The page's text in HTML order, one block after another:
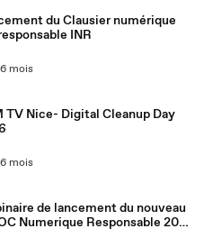
du Clausier numérique
INR
mois
TV Nice- Digital Cleanup Day
mois
de lancement du nouveau
Numerique Responsable 20
2026